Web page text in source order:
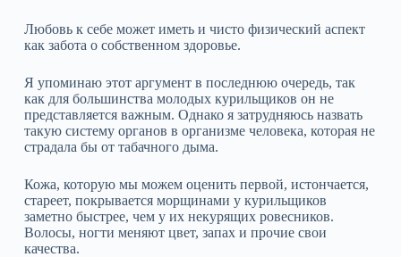
Любовь к себе может иметь и чисто физический аспект
как забота о собственном здоровье.
Я упоминаю этот аргумент в последнюю очередь, так
как для большинства молодых курильщиков он не
представляется важным. Однако я затрудняюсь назвать
такую систему органов в организме человека, которая не
страдала бы от табачного дыма.
Кожа, которую мы можем оценить первой, истончается,
стареет, покрывается морщинами у курильщиков
заметно быстрее, чем у их некурящих ровесников.
Волосы, ногти меняют цвет, запах и прочие свои
качества.